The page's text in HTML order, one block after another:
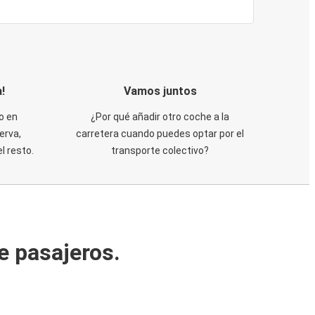
en
resto.
Vamos juntos
¿Por qué añadir otro coche a la
carretera cuando puedes optar por el
transporte colectivo?
pasajeros.